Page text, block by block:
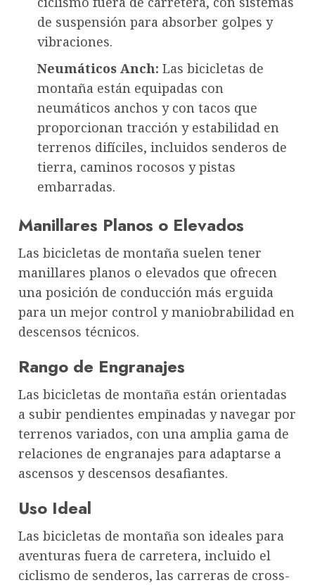
de suspensión para absorber golpes y
vibraciones.
Neumáticos Anch: Las bicicletas de
montaña están equipadas con
neumáticos anchos y con tacos que
proporcionan tracción y estabilidad en
terrenos difíciles, incluidos senderos de
tierra, caminos rocosos y pistas
embarradas.
Manillares Planos o Elevados
Las bicicletas de montaña suelen tener
manillares planos o elevados que ofrecen
una posición de conducción más erguida
para un mejor control y maniobrabilidad en
descensos técnicos.
Rango de Engranajes
Las bicicletas de montaña están orientadas
a subir pendientes empinadas y navegar por
terrenos variados, con una amplia gama de
relaciones de engranajes para adaptarse a
ascensos y descensos desafiantes.
Uso Ideal
Las bicicletas de montaña son ideales para
aventuras fuera de carretera, incluido el
ciclismo de senderos, las carreras de cross-